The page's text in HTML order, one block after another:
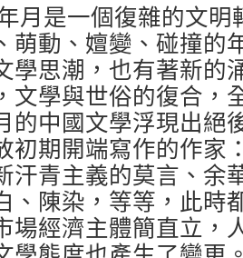
月是一個復雜的文
萌動、嬗變、碰撞的
學思潮，也有著新的
文學與世俗的復合，
的中國文學浮現出絕
初期開端寫作的作家
汗青主義的莫言、余
、陳染，等等，此時
場經濟主體簡直立，